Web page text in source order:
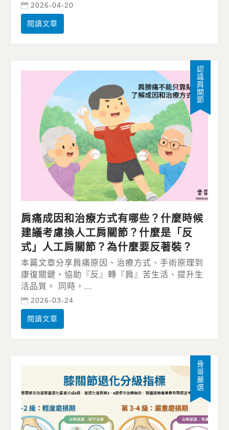
2026-04-20
閱讀文章
肩痛成因和治療方式有哪些？什麼時候
建議考慮換人工肩關節？什麼是「反
式」人工肩關節？為什麼要反著裝？
本篇文章分享肩痛原因、治療方式、手術原理到
康復關鍵，協助『反』轉『肩』苦生活、提升生
活品質。 同時，...
2026-03-24
閱讀文章
認識肩關節
骨哥嚴選